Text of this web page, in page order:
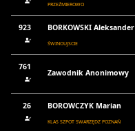
PRZEŹMIEROWO
923 BORKOWSKI Aleksander
ŚWINOUJSCIE
761
Zawodnik Anonimowy
26 BOROWCZYK Marian
KLAS SZPOT SWARZĘDZ POZNAŃ